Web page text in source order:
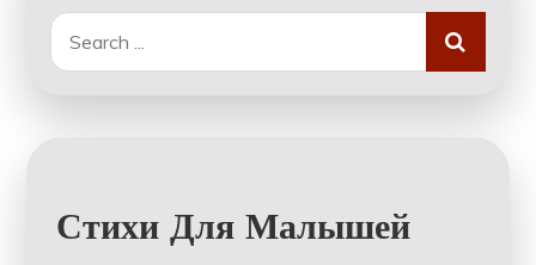
Search
for:
Стихи Для Малышей